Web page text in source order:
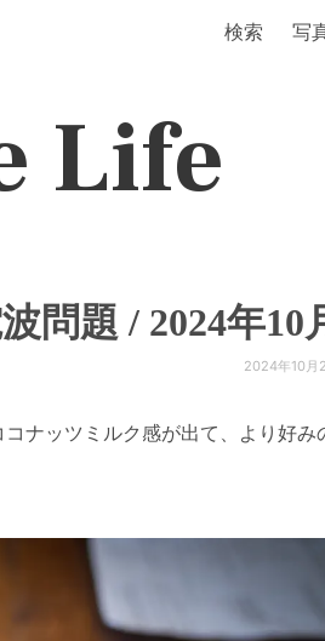
検索 写
Life
問題 / 2024年10
2024年10月
ナッツミルク感が出て、より好み